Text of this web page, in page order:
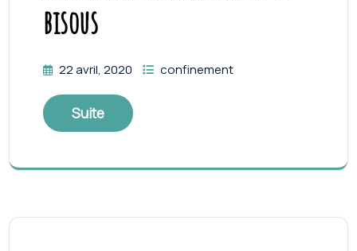
bisous
22 avril, 2020 confinement
Suite